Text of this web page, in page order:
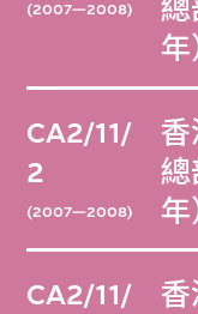
(2007—2008)
總
年
CA2/11/
2
(2007—2008)
香
總
年
CA2/11/
香